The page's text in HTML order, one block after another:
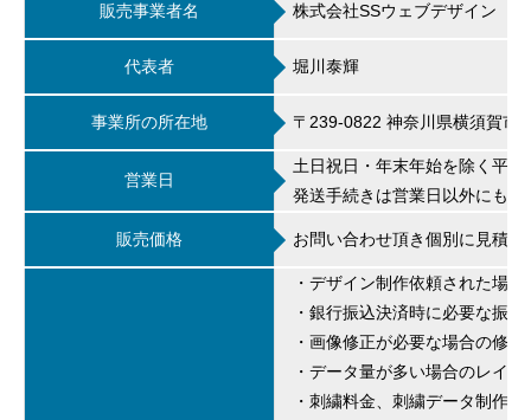
販売事業者名 株式会社SSウェブデザイン
代表者 堀川泰輝
事業所の所在地 〒239-0822 神奈川県横須賀市
営業日
土日祝日・年末年始を除く平日
発送手続きは営業日以外にも
販売価格 お問い合わせ頂き個別に見積制
・デザイン制作依頼された場
・銀行振込決済時に必要な振込
・画像修正が必要な場合の修正
・データ量が多い場合のレイア
・刺繍料金、刺繍データ制作料